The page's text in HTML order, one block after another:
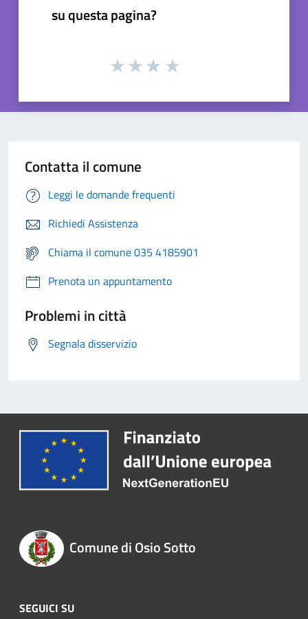
su questa pagina?
Contatta il comune
Leggi le domande frequenti
Richiedi Assistenza
Chiama il comune 035 4185901
Prenota un appuntamento
Problemi in città
Segnala disservizio
Comune di Osio Sotto
SEGUICI SU